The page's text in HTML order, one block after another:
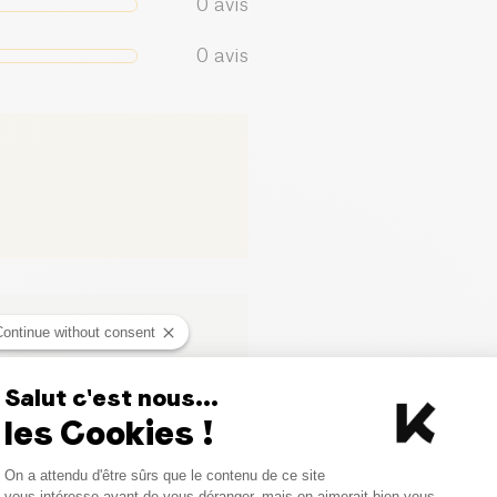
0 avis
0 avis
without consent
Salut c'est nous...
les Cookies !
Consent Management
On a attendu d'être sûrs que le contenu de ce site